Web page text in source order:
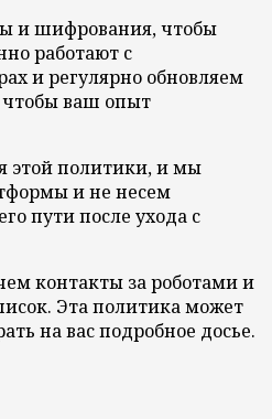
и шифрования, чтобы
работают с
и регулярно обновляем
чтобы ваш опыт
этой политики, и мы
и не несем
пути после ухода с
контакты за роботами и
Эта политика может
на вас подробное досье.